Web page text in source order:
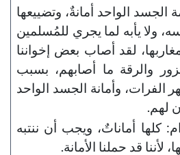
الجسد الواحد أمانةٌ، وتضييعها
ولا يأبه لما يجري للمُسلمين
لقد أصاب بعض إخواننا
والرقة ما أصابهم، بسبب
الفرات، وأمانة الجسد الواحد
لهم.
كلها أماناتٌ، ويجب أن ننتبه
لأننا قد حملنا الأمانة.